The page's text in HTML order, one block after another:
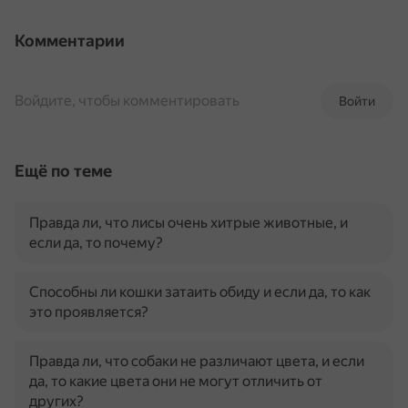
Комментарии
Войти
Войдите, чтобы комментировать
Ещё по теме
Правда ли, что лисы очень хитрые животные, и
если да, то почему?
Способны ли кошки затаить обиду и если да, то как
это проявляется?
Правда ли, что собаки не различают цвета, и если
да, то какие цвета они не могут отличить от
других?